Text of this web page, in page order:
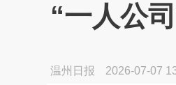
“一人公
温州日报 2026-07-07